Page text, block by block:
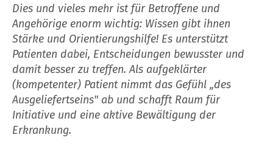
Dies und vieles mehr ist für Betroffene und
Angehörige enorm wichtig: Wissen gibt ihnen
Stärke und Orientierungshilfe! Es unterstützt
Patienten dabei, Entscheidungen bewusster und
damit besser zu treffen. Als aufgeklärter
(kompetenter) Patient nimmt das Gefühl „des
Ausgeliefertseins" ab und schafft Raum für
Initiative und eine aktive Bewältigung der
Erkrankung.